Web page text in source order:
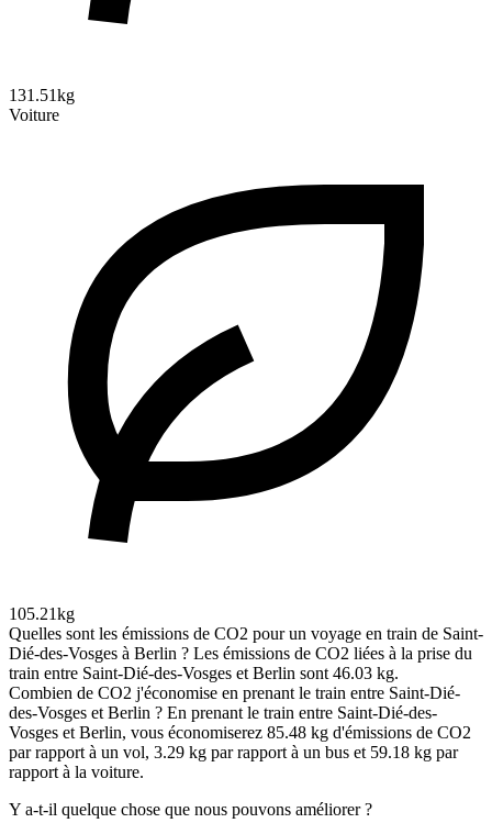
131.51kg
Voiture
105.21kg
Quelles sont les émissions de CO2 pour un voyage en train de Saint-
Dié-des-Vosges à Berlin ? Les émissions de CO2 liées à la prise du
train entre Saint-Dié-des-Vosges et Berlin sont 46.03 kg.
Combien de CO2 j'économise en prenant le train entre Saint-Dié-
des-Vosges et Berlin ? En prenant le train entre Saint-Dié-des-
Vosges et Berlin, vous économiserez 85.48 kg d'émissions de CO2
par rapport à un vol, 3.29 kg par rapport à un bus et 59.18 kg par
rapport à la voiture.
Y a-t-il quelque chose que nous pouvons améliorer ?